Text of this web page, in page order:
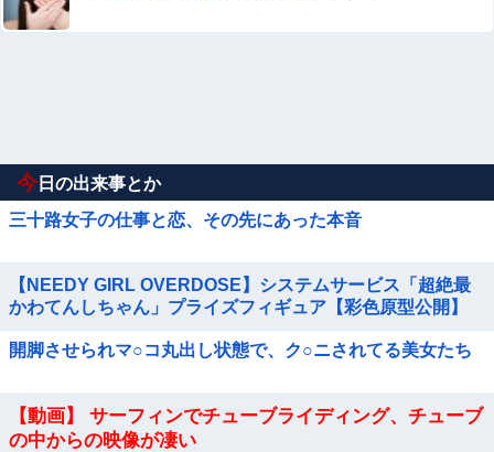
今 日の出来事とか
三十路女子の仕事と恋、その先にあった本音
【NEEDY GIRL OVERDOSE】システムサービス「超絶最
かわてんしちゃん」プライズフィギュア【彩色原型公開】
開脚させられマ○コ丸出し状態で、ク○ニされてる美女たち
【動画】 サーフィンでチューブライディング、チューブ
の中からの映像が凄い